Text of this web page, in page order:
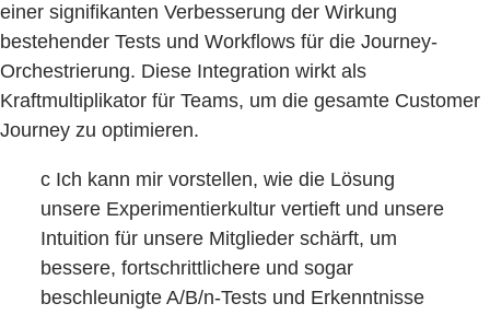
einer signifikanten Verbesserung der Wirkung
bestehender Tests und Workflows für die Journey-
Orchestrierung. Diese Integration wirkt als
Kraftmultiplikator für Teams, um die gesamte Customer
Journey zu optimieren.
c Ich kann mir vorstellen, wie die Lösung
unsere Experimentierkultur vertieft und unsere
Intuition für unsere Mitglieder schärft, um
bessere, fortschrittlichere und sogar
beschleunigte A/B/n-Tests und Erkenntnisse